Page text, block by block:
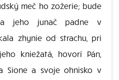
meč ho zožerie; bude
jeho junač padne v
zhynie od strachu, pri
kniežatá, hovorí Pán,
Sione a svoje ohnisko v